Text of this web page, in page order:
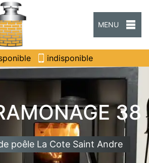
MENU
indisponible
38
poêle La Cote Saint Andre